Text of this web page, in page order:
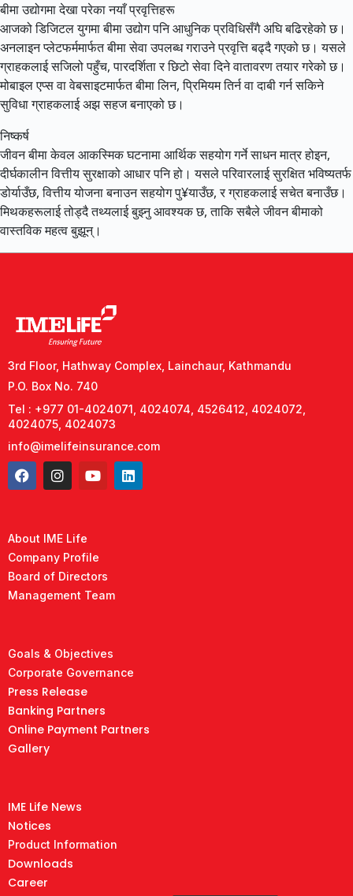
बीमा उद्योगमा देखा परेका नयाँ प्रवृत्तिहरू
आजको डिजिटल युगमा बीमा उद्योग पनि आधुनिक प्रविधिसँगै अघि बढिरहेको छ।
अनलाइन प्लेटफर्ममार्फत बीमा सेवा उपलब्ध गराउने प्रवृत्ति बढ्दै गएको छ। यसले
ग्राहकलाई सजिलो पहुँच, पारदर्शिता र छिटो सेवा दिने वातावरण तयार गरेको छ।
मोबाइल एप्स वा वेबसाइटमार्फत बीमा लिन, प्रिमियम तिर्न वा दाबी गर्न सकिने
सुविधा ग्राहकलाई अझ सहज बनाएको छ।
निष्कर्ष
जीवन बीमा केवल आकस्मिक घटनामा आर्थिक सहयोग गर्ने साधन मात्र होइन,
दीर्घकालीन वित्तीय सुरक्षाको आधार पनि हो। यसले परिवारलाई सुरक्षित भविष्यतर्फ
डोर्याउँछ, वित्तीय योजना बनाउन सहयोग पु¥याउँछ, र ग्राहकलाई सचेत बनाउँछ।
मिथकहरूलाई तोड्दै तथ्यलाई बुझ्नु आवश्यक छ, ताकि सबैले जीवन बीमाको
वास्तविक महत्व बुझून्।
3rd Floor, Hathway Complex, Lainchaur, Kathmandu
P.O. Box No. 740
Tel : +977 01-4024071, 4024074, 4526412, 4024072,
4024075, 4024073
info@imelifeinsurance.com
About IME Life
Company Profile
Board of Directors
Management Team
Goals & Objectives
Corporate Governance
Press Release
Banking Partners
Online Payment Partners
Gallery
IME Life News
Notices
Product Information
Downloads
Career